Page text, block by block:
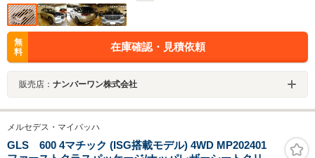
無
料
在庫確認・見積依頼
販売店： ナンバーワン株式会社
メルセデス・マイバッハ
GLS 600 4マチック (ISG搭載モデル) 4WD MP202401